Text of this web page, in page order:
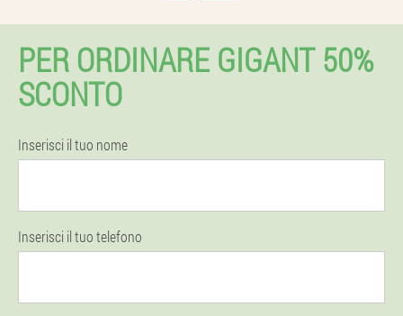
PER ORDINARE GIGANT 50%
SCONTO
Inserisci il tuo nome
Inserisci il tuo telefono